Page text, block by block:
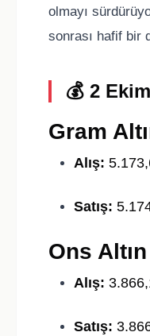
olmayı
sonrası hafif bir
💰 2
Gram
Alış:
Satış:
Ons
Alış:
Satış: